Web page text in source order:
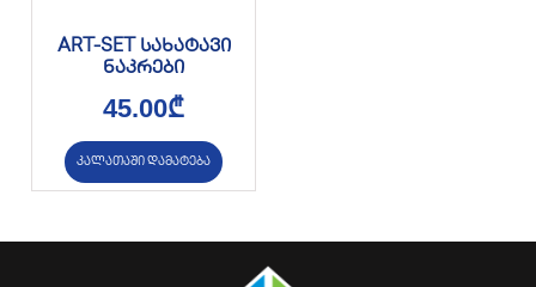
ART-SET სახატავი
ნაკრები
45.00₾
კალათაში დამატება